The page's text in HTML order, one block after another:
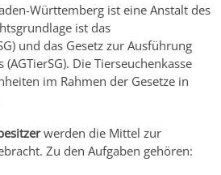
Württemberg ist eine Anstalt des
ist das
und das Gesetz zur Ausführung
(AGTierSG). Die Tierseuchenkasse
im Rahmen der Gesetze in
werden die Mittel zur
Zu den Aufgaben gehören: